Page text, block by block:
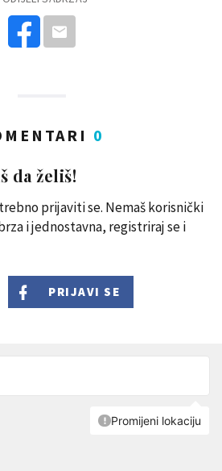
0
da želiš!
prijaviti se. Nemaš korisnički
i jednostavna, registriraj se i
PRIJAVI SE